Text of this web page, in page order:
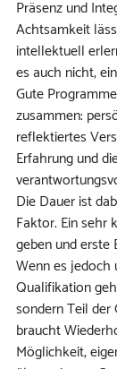
Präsenz und
Achtsamkeit
intellektuell
es auch nicht,
Gute
zusammen:
reflektiertes
Erfahrung und
Die Dauer ist
Faktor. Ein sehr
geben und erste
Wenn es
Qualifikation
sondern Teil
braucht
Möglichkeit,